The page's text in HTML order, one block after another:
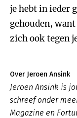
je hebt in ieder
gehouden,
zich ook tegen
Over Jeroen Ansink
Jeroen Ansink is
schreef onder
Magazine en